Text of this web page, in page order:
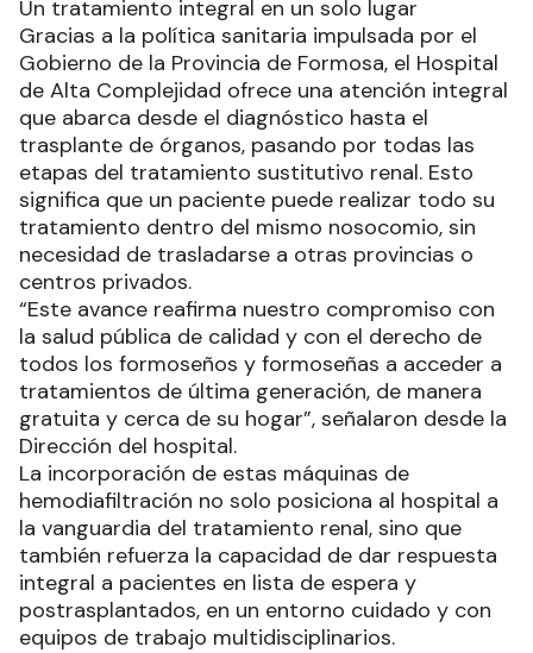
Un tratamiento integral en un solo lugar
Gracias a la política sanitaria impulsada por el
Gobierno de la Provincia de Formosa, el Hospital
de Alta Complejidad ofrece una atención integral
que abarca desde el diagnóstico hasta el
trasplante de órganos, pasando por todas las
etapas del tratamiento sustitutivo renal. Esto
significa que un paciente puede realizar todo su
tratamiento dentro del mismo nosocomio, sin
necesidad de trasladarse a otras provincias o
centros privados.
“Este avance reafirma nuestro compromiso con
la salud pública de calidad y con el derecho de
todos los formoseños y formoseñas a acceder a
tratamientos de última generación, de manera
gratuita y cerca de su hogar”, señalaron desde la
Dirección del hospital.
La incorporación de estas máquinas de
hemodiafiltración no solo posiciona al hospital a
la vanguardia del tratamiento renal, sino que
también refuerza la capacidad de dar respuesta
integral a pacientes en lista de espera y
postrasplantados, en un entorno cuidado y con
equipos de trabajo multidisciplinarios.